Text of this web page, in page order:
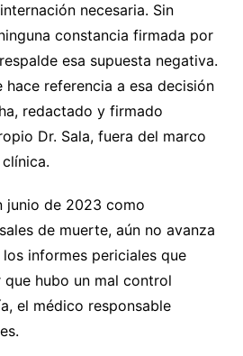
necesaria. Sin
constancia firmada por
esa supuesta negativa.
referencia a esa decisión
redactado y firmado
Dr. Sala, fuera del marco
junio de 2023 como
de muerte, aún no avanza
informes periciales que
que hubo un mal control
el médico responsable